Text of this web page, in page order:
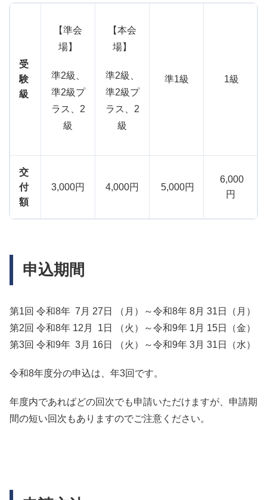
受
験
級
【準会
場】
準2級、
準2級プ
ラス、2
級
【本会
場】
準2級、
準2級プ
ラス、2
級
準1級 1級
交
付
額
3,000円 4,000円 5,000円
6,000
円
申込期間
第1回 令和8年 7月 27日 （月）～令和8年 8月 31日（月）
第2回 令和8年 12月 1日 （火）～令和9年 1月 15日（金）
第3回 令和9年 3月 16日 （火）～令和9年 3月 31日（水）
令和8年度分の申込は、年3回です。
年度内であればどの回次でも申請いただけますが、申請期
間の短い回次もありますのでご注意ください。